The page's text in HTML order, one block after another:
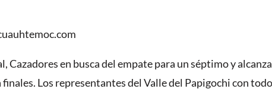
en busca del empate para un séptimo y
Los representantes del Valle del Papigochi con